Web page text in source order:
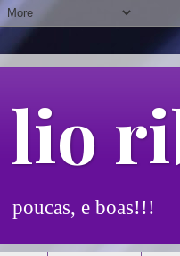
lio
poucas, e boas!!!